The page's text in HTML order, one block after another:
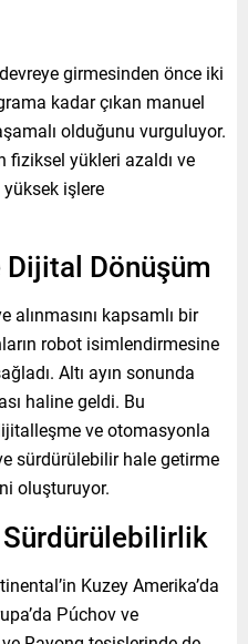
girmesinden önce iki
kadar çıkan manuel
olduğunu vurguluyor.
fiziksel yükleri azaldı ve
işlere
Dijital Dönüşüm
alınmasını kapsamlı bir
robot isimlendirmesine
Altı ayın sonunda
haline geldi. Bu
ve otomasyonla
sürdürülebilir hale getirme
oluşturuyor.
Sürdürülebilirlik
Kuzey Amerika’da
Púchov ve